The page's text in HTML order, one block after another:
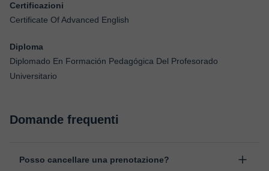
Certificazioni
Certificate Of Advanced English
Diploma
Diplomado En Formación Pedagógica Del Profesorado
Universitario
Domande frequenti
Posso cancellare una prenotazione?